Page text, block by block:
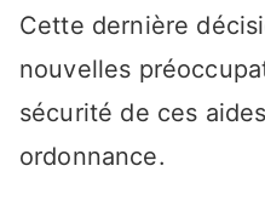
Cette dernière
nouvelles
sécurité de ces
ordonnance.